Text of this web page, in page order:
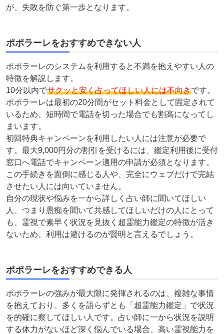
が、失敗を防ぐ第一歩となります。
ポポラーレをおすすめできない人
ポポラーレのシステムを利用すると不満を抱えやすい人の
特徴を解説します。
10分以内でサクッと安く占ってほしい人には不向きです。
ポポラーレは最初の20分間がセット料金として固定されて
いるため、短時間で電話を切った場合でも割高になってし
まいます。
初回特典キャンペーンを利用したい人には注意が必要で
す。最大9,000円分の割引を受けるには、鑑定利用後に受付
窓口へ電話でキャンペーン適用の申請が必須となります。
この手続きを面倒に感じる人や、完全にウェブだけで完結
させたい人には向いていません。
自分の現状や悩みを一から詳しく占い師に聞いてほしい
人、つまり愚痴を聞いて共感してほしいだけの人にとって
も、霊視で素早く状況を見抜く超霊能力鑑定の特徴が活き
ないため、利用は避けるのが賢明と言えるでしょう。
ポポラーレをおすすめできる人
ポポラーレの強みが最大限に発揮されるのは、複雑な事情
を抱えており、多くを語らずとも「超霊能力鑑定」で状況
を的確に察してほしい人です。占い師に一から状況を説明
する体力がないほど深く悩んでいる場合、高い霊視能力を